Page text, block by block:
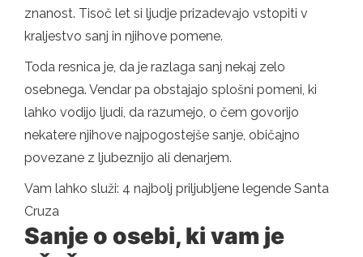
znanost. Tisoč let si ljudje prizadevajo vstopiti v
kraljestvo sanj in njihove pomene.
Toda resnica je, da je razlaga sanj nekaj zelo
osebnega. Vendar pa obstajajo splošni pomeni, ki
lahko vodijo ljudi, da razumejo, o čem govorijo
nekatere njihove najpogostejše sanje, običajno
povezane z ljubeznijo ali denarjem.
Vam lahko služi: 4 ​​najbolj priljubljene legende Santa
Cruza
Sanje o osebi, ki vam je